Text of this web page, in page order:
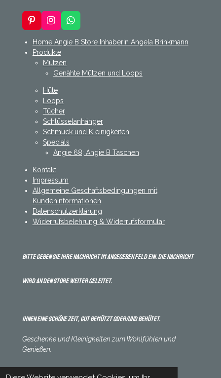
P
i
n
t
I
n
s
t
a
g
r
a
m
W
h
a
A
p
Home Angie B Store Inhaberin Angela Brinkmann
Produkte
Mützen
Genähte Mützen und Loops
Hüte
Loops
Tücher
Schlüsselanhänger
Schmuck und Kleinigkeiten
Specials
Angie 68; Angie B Taschen
Kontakt
Impressum
Allgemeine Geschäftsbedingungen mit
Kundeninformationen
Datenschutzerklärung
Widerrufsbelehrung & Widerrufsformular
Bitte geben Sie Ihre Nachricht im angegeben Feld ein. Die Nachricht
wird an den Store weiter geleitet.
Ihnen eine schöne Zeit, gut bemützt oder/und behütet.
Geschenke und Kleinigkeiten zum Wohlfühlen und
Genießen.